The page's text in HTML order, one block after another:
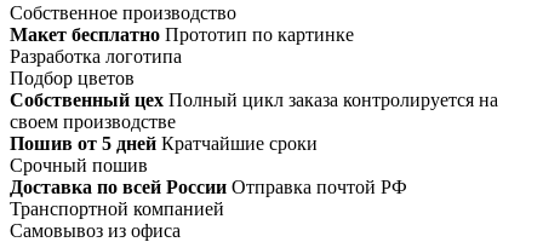
Собственное производство
Макет бесплатно Прототип по картинке
Разработка логотипа
Подбор цветов
Собственный цех Полный цикл заказа контролируется на
своем производстве
Пошив от 5 дней Кратчайшие сроки
Срочный пошив
Доставка по всей России Отправка почтой РФ
Транспортной компанией
Самовывоз из офиса